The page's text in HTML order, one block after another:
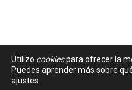
Utilizo cookiespara ofrecer la
Puedes aprender más sobre
ajustes.